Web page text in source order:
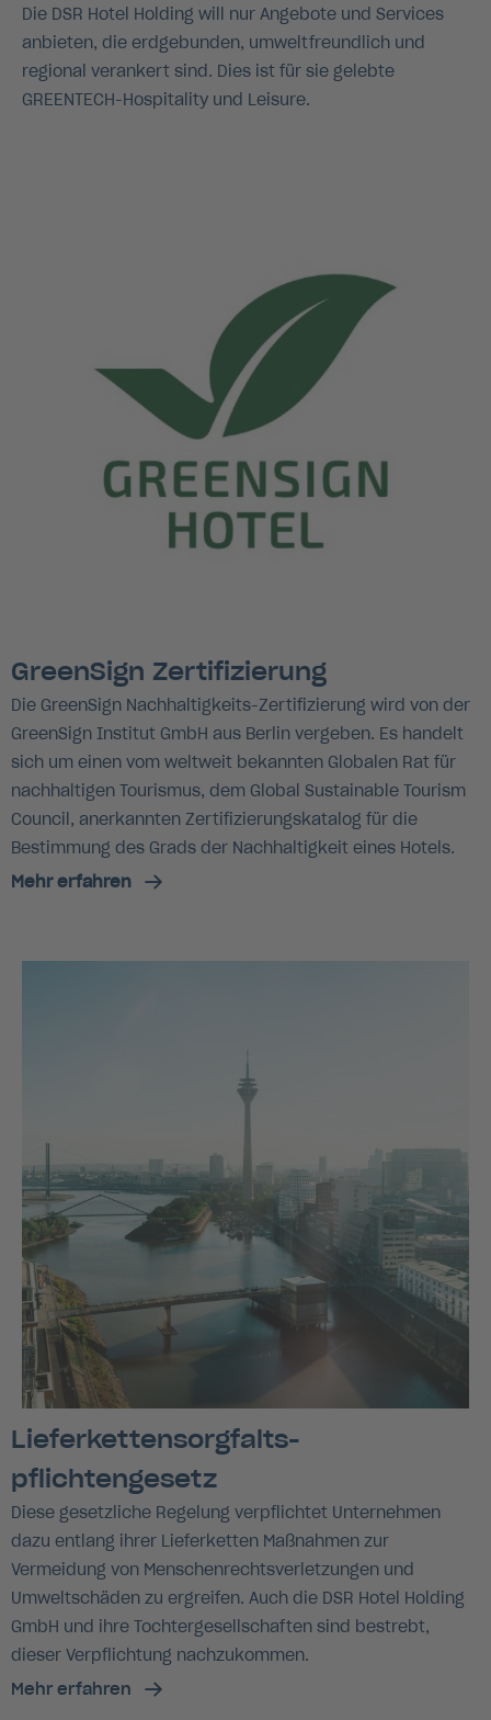
Die DSR Hotel Holding will nur Angebote und Services
anbieten, die erdgebunden, umweltfreundlich und
regional verankert sind. Dies ist für sie gelebte
GREENTECH-Hospitality und Leisure.
GreenSign Zertifizierung
Die GreenSign Nachhaltigkeits-Zertifizierung wird von der
GreenSign Institut GmbH aus Berlin vergeben. Es handelt
sich um einen vom weltweit bekannten Globalen Rat für
nachhaltigen Tourismus, dem Global Sustainable Tourism
Council, anerkannten Zertifizierungskatalog für die
Bestimmung des Grads der Nachhaltigkeit eines Hotels.
Mehr erfahren
Lieferkettensorgfalts-
pflichtengesetz
Diese gesetzliche Regelung verpflichtet Unternehmen
dazu entlang ihrer Lieferketten Maßnahmen zur
Vermeidung von Menschenrechtsverletzungen und
Umweltschäden zu ergreifen. Auch die DSR Hotel Holding
GmbH und ihre Tochtergesellschaften sind bestrebt,
dieser Verpflichtung nachzukommen.
Mehr erfahren